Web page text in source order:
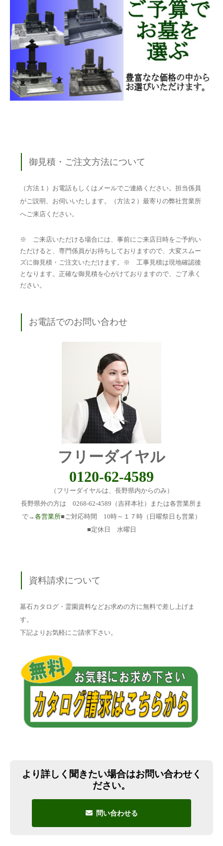
御見積・ご注文方法について
（方法１）お電話もしくはメールでご連絡ください。担当係員
がご説明、お伺いいたします。（方法２）最寄りの弊社営業所
へご来店ください。
※ ご来店いただける場合には、事前にご来店日時をご予約い
ただけると、専門係員がお待ちしておりますので、大変スムー
ズに御見積・ご注文いただけます。※ 工事見積は現地確認後
となります。正確な御見積を心がけておりますので、ご了承く
ださい。
お電話でのお問い合わせ
フリーダイヤル
0120-62-4589
（フリーダイヤルは、長野県内からのみ）
長野県外の方は 0268-62-4589（吉祥本社）または各営業所ま
で→各営業所■ご対応時間 10時～１７時（日曜祭日も営業）
■定休日 水曜日
資料請求について
墓石カタログ・霊園資料などお求めの方に無料で差し上げま
す。
下記よりお気軽にご請求下さい。
より詳しく聞きたい場合はお問い合わせく
ださい。
問い合わせる